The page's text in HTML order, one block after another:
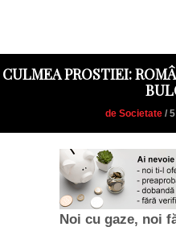
CULMEA PROSTIEI:
de Societate /
Noi cu gaze, noi